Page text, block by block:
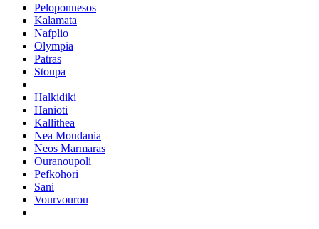
Peloponnesos
Kalamata
Nafplio
Olympia
Patras
Stoupa
Halkidiki
Hanioti
Kallithea
Nea Moudania
Neos Marmaras
Ouranoupoli
Pefkohori
Sani
Vourvourou